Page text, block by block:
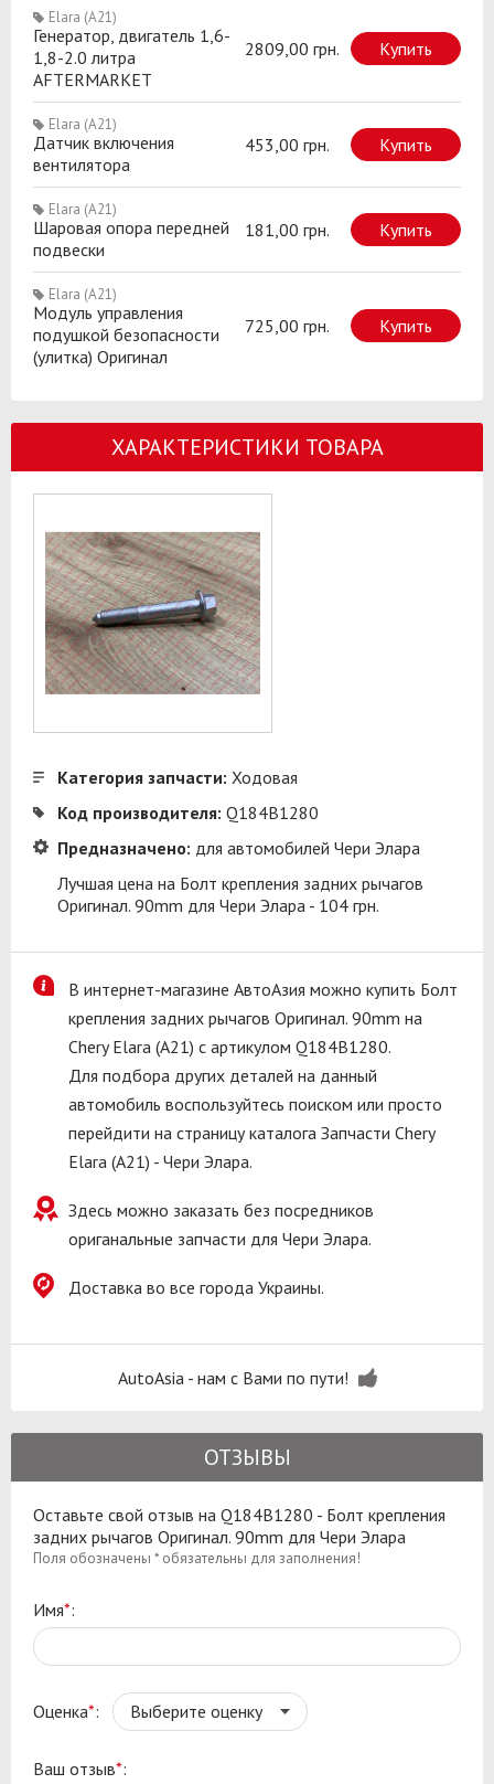
Elara (A21)
Генератор, двигатель 1,6-
1,8-2.0 литра
AFTERMARKET
2809,00 грн. Купить
Elara (A21)
Датчик включения
вентилятора
453,00 грн. Купить
Elara (A21)
Шаровая опора передней
подвески
181,00 грн. Купить
Elara (A21)
Модуль управления
подушкой безопасности
(улитка) Оригинал
725,00 грн. Купить
ХАРАКТЕРИСТИКИ ТОВАРА
Категория запчасти: Ходовая
Код производителя: Q184B1280
Предназначено: для автомобилей Чери Элара
Лучшая цена на Болт крепления задних рычагов
Оригинал. 90mm для Чери Элара - 104 грн.
В интернет-магазине АвтоАзия можно купить Болт
крепления задних рычагов Оригинал. 90mm на
Chery Elara (A21) с артикулом Q184B1280.
Для подбора других деталей на данный
автомобиль воспользуйтесь поиском или просто
перейдити на страницу каталога Запчасти Chery
Elara (A21) - Чери Элара.
Здесь можно заказать без посредников
ориганальные запчасти для Чери Элара.
Доставка во все города Украины.
AutoAsia - нам с Вами по пути!
ОТЗЫВЫ
Оставьте свой отзыв на Q184B1280 - Болт крепления
задних рычагов Оригинал. 90mm для Чери Элара
Поля обозначены * обязательны для заполнения!
Имя*:
Оценка*:
Ваш отзыв*: